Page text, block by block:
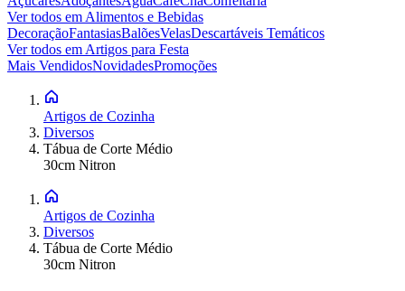
Ver todos em Alimentos e Bebidas
DecoraçãoFantasiasBalõesVelasDescartáveis Temáticos
Ver todos em Artigos para Festa
Mais VendidosNovidadesPromoções
Artigos de Cozinha
Diversos
Tábua de Corte Médio
30cm Nitron
Artigos de Cozinha
Diversos
Tábua de Corte Médio
30cm Nitron